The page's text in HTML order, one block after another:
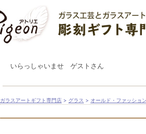
いらっしゃいませ ゲストさん
ガラスアートギフト専門店 > グラス > オールド・ファッショ